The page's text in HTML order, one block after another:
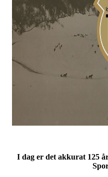
I dag er det akkurat 125